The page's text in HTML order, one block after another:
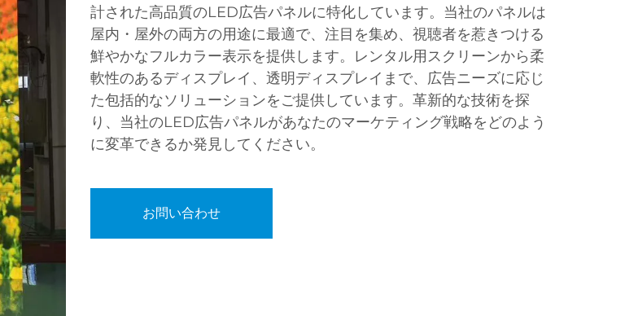
計された高品質のLED広告パネルに特化しています。当社のパネルは
屋内・屋外の両方の用途に最適で、注目を集め、視聴者を惹きつける
鮮やかなフルカラー表示を提供します。レンタル用スクリーンから柔
軟性のあるディスプレイ、透明ディスプレイまで、広告ニーズに応じ
た包括的なソリューションをご提供しています。革新的な技術を探
り、当社のLED広告パネルがあなたのマーケティング戦略をどのよう
に変革できるか発見してください。
お問い合わせ